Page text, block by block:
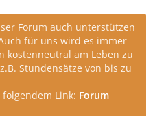
Forum auch unterstützen
für uns wird es immer
kostenneutral am Leben zu
Stundensätze von bis zu
Link: Forum